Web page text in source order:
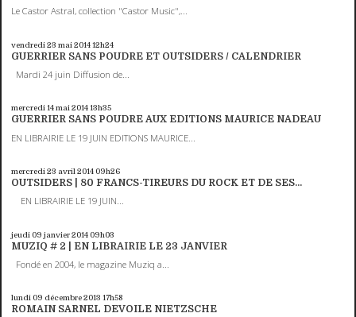
Le Castor Astral, collection "Castor Music",...
vendredi 23 mai 201412h24
GUERRIER SANS POUDRE ET OUTSIDERS / CALENDRIER
Mardi 24 juin Diffusion de...
mercredi 14mai 201413h35
GUERRIER SANS POUDRE AUX EDITIONS MAURICE NADEAU
EN LIBRAIRIE LE 19 JUIN EDITIONS MAURICE...
mercredi 23 avril 2014 09h26
OUTSIDERS | 80 FRANCS-TIREURS DU ROCK ET DE SES...
EN LIBRAIRIE LE 19 JUIN...
jeudi 09 janvier 2014 09h03
MUZIQ # 2 | EN LIBRAIRIE LE 23 JANVIER
Fondé en 2004, le magazine Muziq a...
lundi 09 décembre 2013 17h58
ROMAIN SARNEL DEVOILE NIETZSCHE